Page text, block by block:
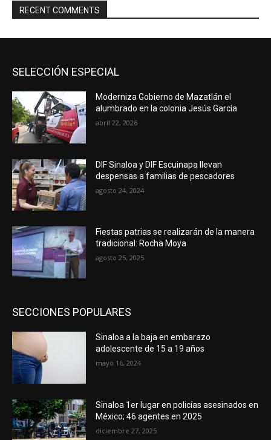
RECENT COMMENTS
SELECCIÓN ESPECIAL
Moderniza Gobierno de Mazatlán el
alumbrado en la colonia Jesús García
abril 22, 2026
DIF Sinaloa y DIF Escuinapa llevan
despensas a familias de pescadores
agosto 24, 2024
Fiestas patrias se realizarán de la manera
tradicional: Rocha Moya
agosto 25, 2025
SECCIONES POPULARES
Sinaloa a la baja en embarazo
adolescente de 15 a 19 años
mayo 16, 2024
Sinaloa 1er lugar en policías asesinados en
México; 46 agentes en 2025
diciembre 27, 2025